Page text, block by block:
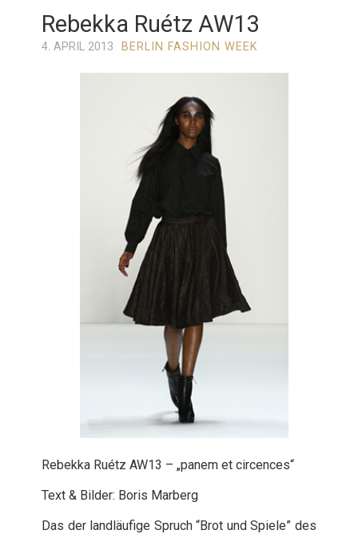
Rebekka Ruétz AW13
4. APRIL 2013 BERLIN FASHION WEEK
Rebekka Ruétz AW13 – „panem et circences“
Text & Bilder: Boris Marberg
Das der landläufige Spruch “Brot und Spiele” des